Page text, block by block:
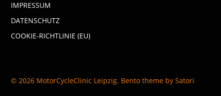
IMPRESSUM
DATENSCHUTZ
COOKIE-RICHTLINIE (EU)
© 2026 MotorCycleClinic Leipzig. Bento theme by Satori